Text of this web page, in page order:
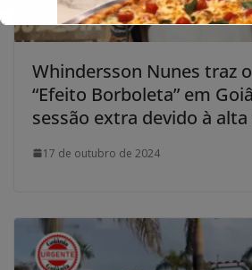
Whindersson Nunes traz
“Efeito Borboleta” em
sessão extra devido à
17 de outubro de 2024